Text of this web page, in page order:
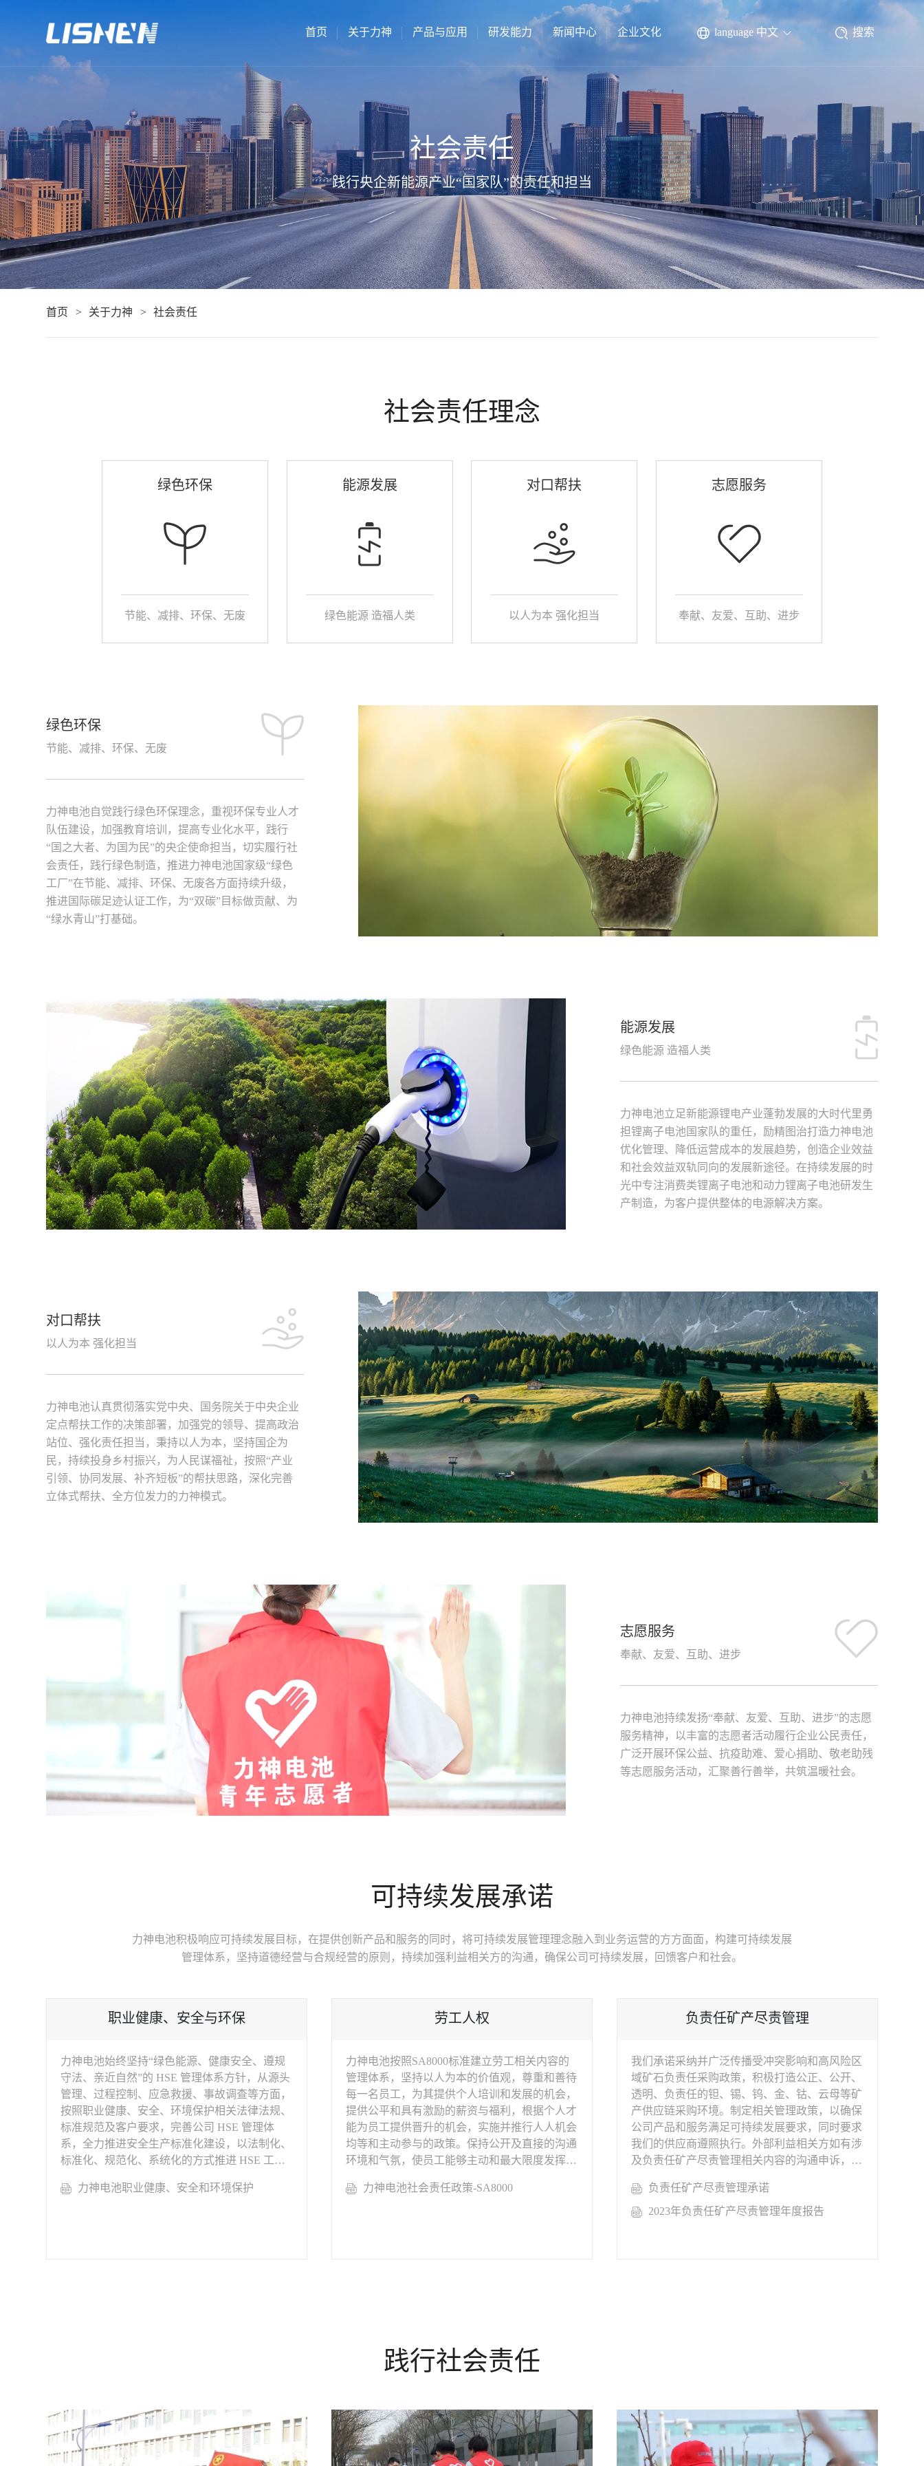
首页 关于力神 产品与应用 研发能力 新闻中心 企业文化 language 中文 搜索
社会责任
践行央企新能源产业“国家队”的责任和担当
首页 关于力神 社会责任
社会责任理念
绿色环保
节能、减排、环保、无废
能源发展
绿色能源 造福人类
对口帮扶
以人为本 强化担当
志愿服务
奉献、友爱、互助、进步
绿色环保
节能、减排、环保、无废
力神电池自觉践行绿色环保理念，重视环保专业人才
队伍建设，加强教育培训，提高专业化水平，践行
“国之大者、为国为民”的央企使命担当，切实履行社
会责任，践行绿色制造，推进力神电池国家级“绿色
工厂”在节能、减排、环保、无废各方面持续升级，
推进国际碳足迹认证工作，为“双碳”目标做贡献、为
“绿水青山”打基础。
能源发展
绿色能源 造福人类
力神电池立足新能源锂电产业蓬勃发展的大时代里勇
担锂离子电池国家队的重任，励精图治打造力神电池
优化管理、降低运营成本的发展趋势，创造企业效益
和社会效益双轨同向的发展新途径。在持续发展的时
光中专注消费类锂离子电池和动力锂离子电池研发生
产制造，为客户提供整体的电源解决方案。
对口帮扶
以人为本 强化担当
力神电池认真贯彻落实党中央、国务院关于中央企业
定点帮扶工作的决策部署，加强党的领导、提高政治
站位、强化责任担当，秉持以人为本，坚持国企为
民，持续投身乡村振兴，为人民谋福祉，按照“产业
引领、协同发展、补齐短板”的帮扶思路，深化完善
立体式帮扶、全方位发力的力神模式。
志愿服务
奉献、友爱、互助、进步
力神电池持续发扬“奉献、友爱、互助、进步”的志愿
服务精神，以丰富的志愿者活动履行企业公民责任，
广泛开展环保公益、抗疫助难、爱心捐助、敬老助残
等志愿服务活动，汇聚善行善举，共筑温暖社会。
可持续发展承诺
力神电池积极响应可持续发展目标，在提供创新产品和服务的同时，将可持续发展管理理念融入到业务运营的方方面面，构建可持续发展
管理体系，坚持道德经营与合规经营的原则，持续加强利益相关方的沟通，确保公司可持续发展，回馈客户和社会。
职业健康、安全与环保
力神电池始终坚持“绿色能源、健康安全、遵规
守法、亲近自然”的 HSE 管理体系方针，从源头
管理、过程控制、应急救援、事故调查等方面，
按照职业健康、安全、环境保护相关法律法规、
标准规范及客户要求，完善公司 HSE 管理体
系，全力推进安全生产标准化建设，以法制化、
标准化、规范化、系统化的方式推进 HSE 工
力神电池职业健康、安全和环境保护
劳工人权
力神电池按照SA8000标准建立劳工相关内容的
管理体系，坚持以人为本的价值观，尊重和善待
每一名员工，为其提供个人培训和发展的机会，
提供公平和具有激励的薪资与福利，根据个人才
能为员工提供晋升的机会，实施并推行人人机会
均等和主动参与的政策。保持公开及直接的沟通
环境和气氛，使员工能够主动和最大限度发挥自
力神电池社会责任政策-SA8000
负责任矿产尽责管理
我们承诺采纳并广泛传播受冲突影响和高风险区
域矿石负责任采购政策，积极打造公正、公开、
透明、负责任的钽、锡、钨、金、钴、云母等矿
产供应链采购环境。制定相关管理政策，以确保
公司产品和服务满足可持续发展要求，同时要求
我们的供应商遵照执行。外部利益相关方如有涉
及负责任矿产尽责管理相关内容的沟通申诉，可
负责任矿产尽责管理承诺
2023年负责任矿产尽责管理年度报告
践行社会责任